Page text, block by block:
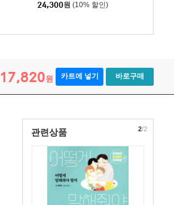
24,300원 (10% 할인)
17,820원 카트에 넣기 바로구매
관련상품 2/2